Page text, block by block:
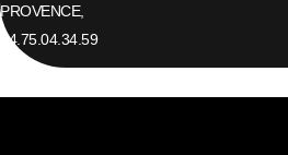
PROVENCE,
04.75.04.34.59